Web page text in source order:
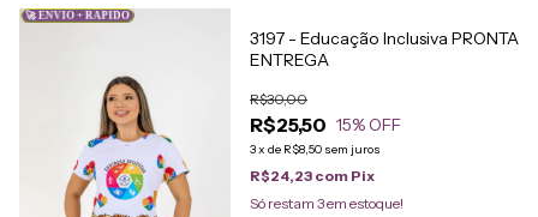
🚀 ENVIO + RÁPIDO
3197 - Educação Inclusiva PRONTA
ENTREGA
R$25,50
R$30,00
15% OFF
3x de R$8,50 sem juros
R$24,23 com Pix
Só restam 3em estoque!